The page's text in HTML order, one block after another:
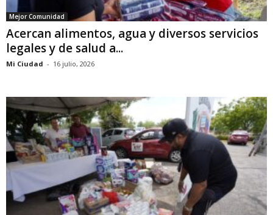
Mejor Comunidad
Acercan alimentos, agua y diversos servicios
legales y de salud a...
Mi Ciudad - 16 julio, 2026